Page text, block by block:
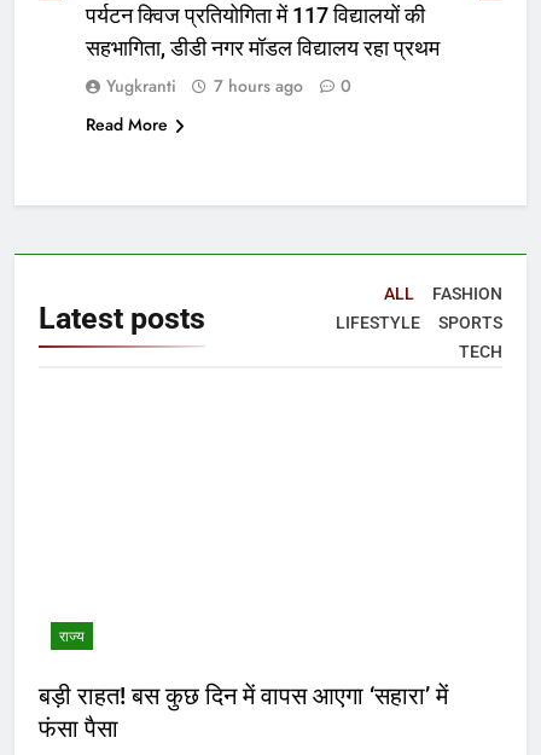
पर्यटन क्विज प्रतियोगिता में 117 विद्यालयों की
सहभागिता, डीडी नगर मॉडल विद्यालय रहा प्रथम
Yugkranti 7 hours ago
0
Read More
Latest posts
ALL
FASHION
LIFESTYLE
SPORTS
TECH
राज्य
बड़ी राहत! बस कुछ दिन में वापस आएगा ‘सहारा’ में
फंसा पैसा